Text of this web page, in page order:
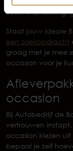
inruil, financiering,
Staat jouw ideale
een zoekopdracht
graag met je mee
occasion voor je
occasion
Bij Autobedrijf de
vertrouwen
occasion kiezen
bepaal je zelf